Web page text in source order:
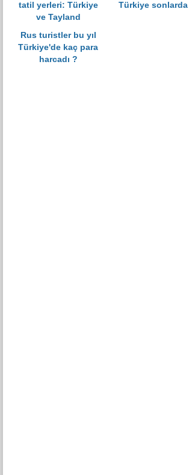
tatil yerleri: Türkiye
ve Tayland
Türkiye sonlarda
Rus turistler bu yıl
Türkiye'de kaç para
harcadı ?